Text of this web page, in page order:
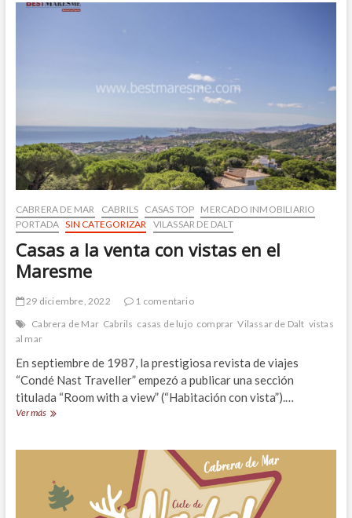
compartir
CABRERA DE MAR CABRILS CASAS TOP MERCADO INMOBILIARIO
PORTADA SIN CATEGORIZAR VILASSAR DE DALT
Casas a la venta con vistas en el
Maresme
29 diciembre, 2022
1 comentario
Cabrera de Mar Cabrils casas de lujo comprar Vilassar de Dalt vistas
al mar
En septiembre de 1987, la prestigiosa revista de viajes
“Condé Nast Traveller” empezó a publicar una sección
titulada “Room with a view” (“Habitación con vista”).…
Ver másCasas
vistas
en
el